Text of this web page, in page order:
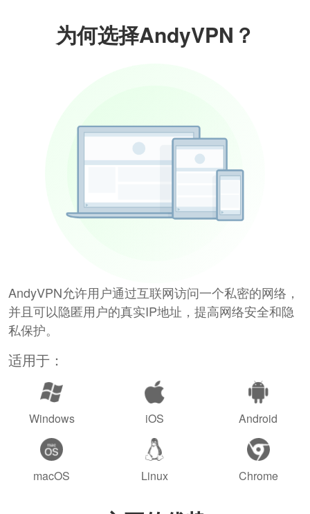
为何选择AndyVPN？
AndyVPN允许用户通过互联网访问一个私密的网络，
并且可以隐匿用户的真实IP地址，提高网络安全和隐
私保护。
适用于：
Windows iOS Android
macOS Linux Chrome